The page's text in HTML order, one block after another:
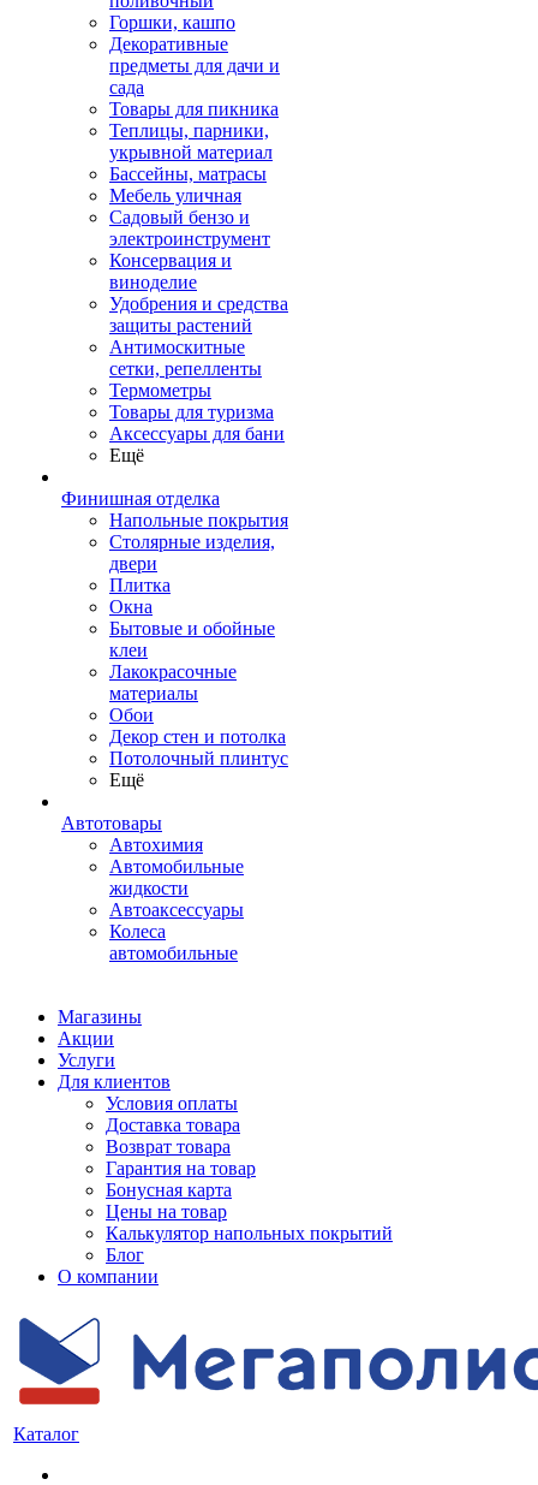
Горшки, кашпо
Декоративные
предметы для дачи и
сада
Товары для пикника
Теплицы, парники,
укрывной материал
Бассейны, матрасы
Мебель уличная
Садовый бензо и
электроинструмент
Консервация и
виноделие
Удобрения и средства
защиты растений
Антимоскитные
сетки, репелленты
Термометры
Товары для туризма
Аксессуары для бани
Ещё
Финишная отделка
Напольные покрытия
Столярные изделия,
двери
Плитка
Окна
Бытовые и обойные
клеи
Лакокрасочные
материалы
Обои
Декор стен и потолка
Потолочный плинтус
Ещё
Автотовары
Автохимия
Автомобильные
жидкости
Автоаксессуары
Колеса
автомобильные
Магазины
Акции
Услуги
Для клиентов
Условия оплаты
Доставка товара
Возврат товара
Гарантия на товар
Бонусная карта
Цены на товар
Калькулятор напольных покрытий
Блог
О компании
Каталог